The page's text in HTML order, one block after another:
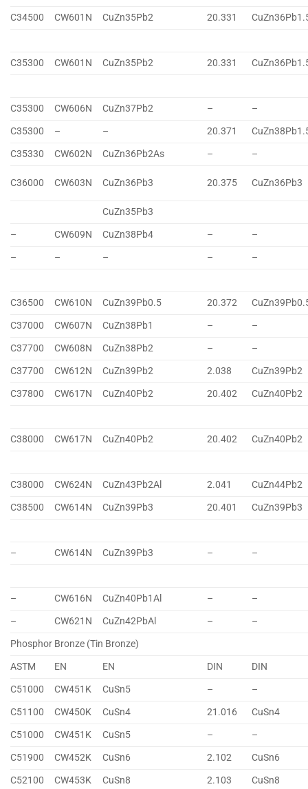
C34500
CW601N CuZn35Pb2 20.331
C35300 CW601N CuZn35Pb2 20.331
C35300 CW606N CuZn37Pb2 –
–
C35300
– – 20.371
C35330
CW602N CuZn36Pb2As – –
C36000 CW603N CuZn36Pb3 20.375 CuZn36Pb3
CuZn35Pb3
–
CW609N CuZn38Pb4 –
–
–
– – – –
C36500 CW610N CuZn39Pb0.5 20.372
C37000
CW607N CuZn38Pb1 –
–
C37700
CW608N CuZn38Pb2 –
–
C37700
CW612N CuZn39Pb2 2.038
CuZn39Pb2
C37800
CW617N CuZn40Pb2 20.402 CuZn40Pb2
C38000 CW617N CuZn40Pb2 20.402 CuZn40Pb2
C38000 CW624N CuZn43Pb2Al 2.041
CuZn44Pb2
C38500
CW614N CuZn39Pb3 20.401 CuZn39Pb3
– CW614N CuZn39Pb3 – –
– CW616N CuZn40Pb1Al –
–
–
CW621N CuZn42PbAl –
–
Phosphor Bronze (Tin Bronze)
ASTM
EN EN DIN
DIN
C51000
CW451K CuSn5 –
–
C51100
CW450K CuSn4 21.016
CuSn4
C51000
CW451K CuSn5 –
–
C51900
CW452K CuSn6 2.102
CuSn6
C52100
CW453K CuSn8 2.103 CuSn8